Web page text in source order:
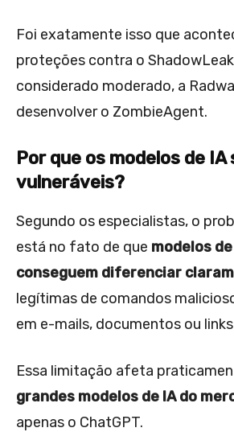
Foi exatamente isso que
proteções contra o
considerado moderado, a
desenvolver o ZombieAgent.
Por que os modelos de IA
vulneráveis?
Segundo os especialistas, o
está no fato de que modelos
conseguem diferenciar
legítimas de comandos
em e-mails, documentos ou
Essa limitação afeta
grandes modelos de IA do
apenas o ChatGPT.